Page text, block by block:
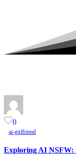
0
ai-girlfriend
Exploring AI NSFW: